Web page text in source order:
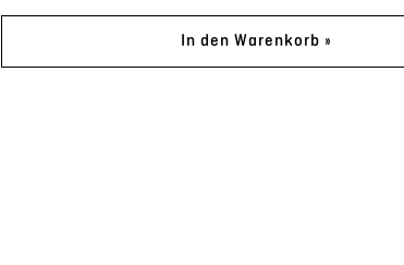
In den Warenkorb »